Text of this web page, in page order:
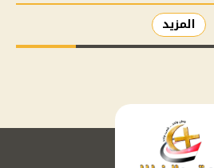
المزيد